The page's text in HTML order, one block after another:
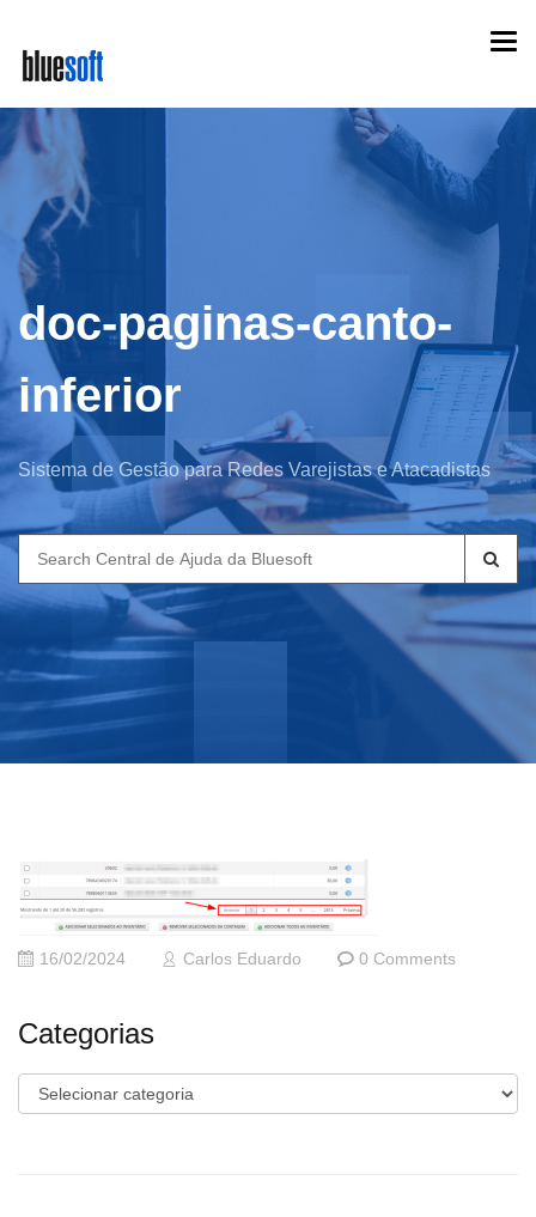
main
content
doc-paginas-canto-
inferior
Sistema de Gestão para Redes Varejistas e Atacadistas
Search
for:
16/02/2024 Carlos Eduardo 0 Comments
Categorias
Categorias